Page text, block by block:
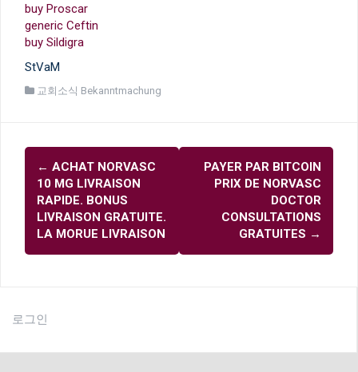
buy Proscar
generic Ceftin
buy Sildigra
StVaM
교회소식 Bekanntmachung
글
내
비
게
이
← ACHAT NORVASC
10 MG LIVRAISON
RAPIDE. BONUS
LIVRAISON GRATUITE.
LA MORUE LIVRAISON
PAYER PAR BITCOIN
PRIX DE NORVASC
DOCTOR
CONSULTATIONS
GRATUITES →
로그인